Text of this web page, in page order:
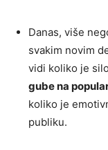
Danas, više
svakim novim
vidi koliko je
gube na
koliko je
publiku.